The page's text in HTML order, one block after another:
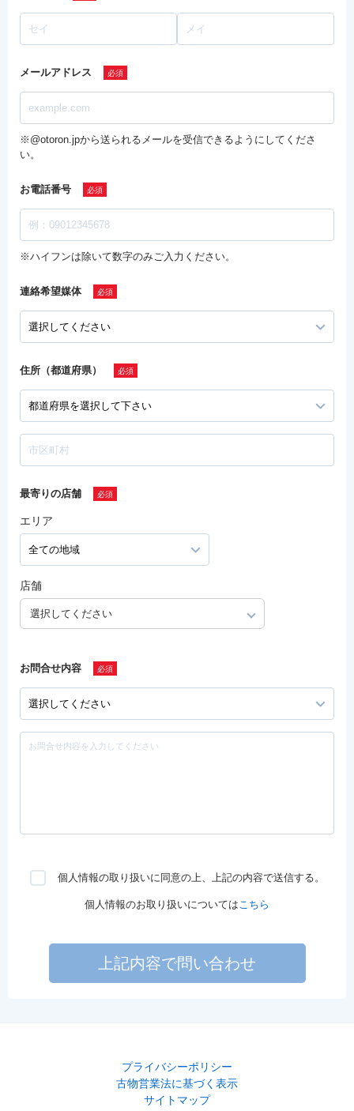
メールアドレス
※@otoron.jpから送られるメールを受信できるようにしてくださ
い。
お電話番号
※ハイフンは除いて数字のみご入力ください。
連絡希望媒体
住所（都道府県）
最寄りの店舗
エリア
店舗
選択してください
お問合せ内容
個人情報の取り扱いに同意の上、上記の内容で送信する。
個人情報のお取り扱いについてはこちら
上記内容で問い合わせ
プライバシーポリシー
古物営業法に基づく表示
サイトマップ